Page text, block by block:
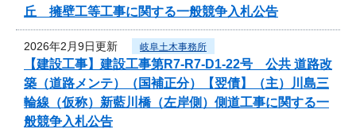
丘 擁壁工等工事に関する一般競争入札公告
2026年2月9日更新 岐阜土木事務所
【建設工事】建設工事第R7-R7-D1-22号 公共 道路改
築（道路メンテ）（国補正分）【翌債】（主）川島三
輪線（仮称）新藍川橋（左岸側）側道工事に関する一
般競争入札公告